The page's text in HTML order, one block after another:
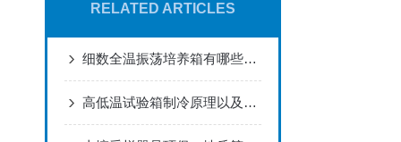
RELATED ARTICLES
细数全温振荡培养箱有哪些特点
高低温试验箱制冷原理以及使用环境